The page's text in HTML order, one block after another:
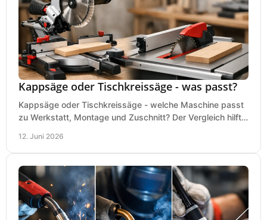
Kappsäge oder Tischkreissäge - was passt?
Kappsäge oder Tischkreissäge - welche Maschine passt
zu Werkstatt, Montage und Zuschnitt? Der Vergleich hilft
12. Juni 2026